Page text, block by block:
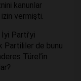
kanunlar
vermişti.
Parti’yi
Partililer de bunu
Türel’in